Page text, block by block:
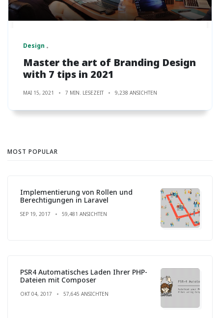
Design
Master the art of Branding Design
with 7 tips in 2021
MAI 15, 2021 7 MIN. LESEZEIT 9,238 ANSICHTEN
MOST POPULAR
Implementierung von Rollen und
Berechtigungen in Laravel
SEP 19, 2017 59,481 ANSICHTEN
PSR4 Automatisches Laden Ihrer PHP-
Dateien mit Composer
OKT 04, 2017 57,645 ANSICHTEN